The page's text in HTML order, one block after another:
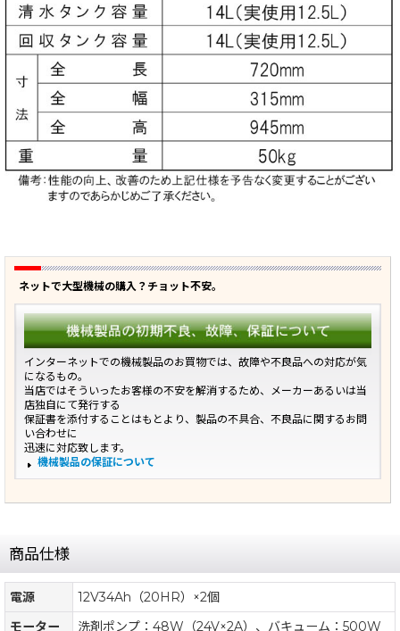
ネットで大型機械の購入？チョット不安。
インターネットでの機械製品のお買物では、故障や不良品への対応が気
になるもの。
当店ではそういったお客様の不安を解消するため、メーカーあるいは当
店独自にて発行する
保証書を添付することはもとより、製品の不具合、不良品に関するお問
い合わせに
迅速に対応致します。
機械製品の保証について
商品仕様
電源
12V34Ah（20HR）×2個
モーター
洗剤ポンプ：48W（24V×2A）、バキューム：500W